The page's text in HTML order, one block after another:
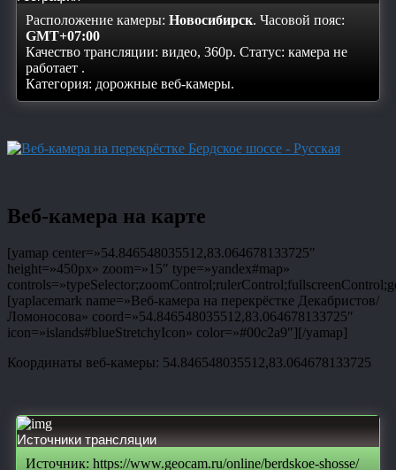
Расположение камеры: Новосибирск. Часовой пояс:
GMT+07:00
Качество трансляции: видео, 360p. Статус: камера не
работает .
Категория: дорожные веб-камеры.
Веб-камера на карте
[yamap center=»54.846548035512,83.064678133725″
height=»450px» zoom=»15″ type=»yandex#map»
[yaplacemark name=»Веб-камера на перекрёстке Декабристов/
Ломоносова» coord=»54.846548035512,83.064678133725″
icon=»islands#blueStretchyIcon» color=»#00c2a9″][/yamap]
Координаты веб-камеры: 54.846548035512,83.064678133725
Источники трансляции
Источник: https://www.geocam.ru/online/berdskoe-shosse/